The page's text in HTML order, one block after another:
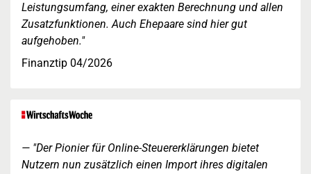
Leistungsumfang, einer exakten Berechnung und allen
Zusatzfunktionen. Auch Ehepaare sind hier gut
aufgehoben."
Finanztip 04/2026
"Der Pionier für Online-Steuererklärungen bietet
Nutzern nun zusätzlich einen Import ihres digitalen